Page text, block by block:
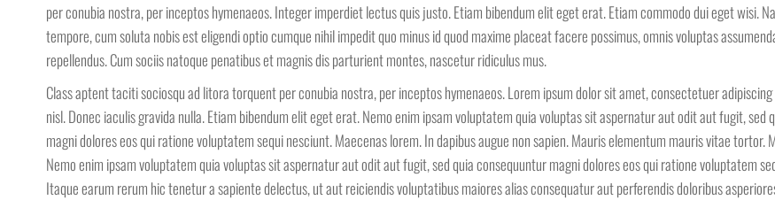
per conubia nostra, per inceptos hymenaeos. Integer imperdiet lectus quis justo. Etiam bibendum elit eget erat. Etiam commodo dui eget wisi.
tempore, cum soluta nobis est eligendi optio cumque nihil impedit quo minus id quod maxime placeat facere possimus, omnis voluptas
repellendus. Cum sociis natoque penatibus et magnis dis parturient montes, nascetur ridiculus mus.
Class aptent taciti sociosqu ad litora torquent per conubia nostra, per inceptos hymenaeos. Lorem ipsum dolor sit amet, consectetuer adipiscing
nisl. Donec iaculis gravida nulla. Etiam bibendum elit eget erat. Nemo enim ipsam voluptatem quia voluptas sit aspernatur aut odit aut fugit, sed
magni dolores eos qui ratione voluptatem sequi nesciunt. Maecenas lorem. In dapibus augue non sapien. Mauris elementum mauris vitae tortor.
Nemo enim ipsam voluptatem quia voluptas sit aspernatur aut odit aut fugit, sed quia consequuntur magni dolores eos qui ratione voluptatem
Itaque earum rerum hic tenetur a sapiente delectus, ut aut reiciendis voluptatibus maiores alias consequatur aut perferendis doloribus